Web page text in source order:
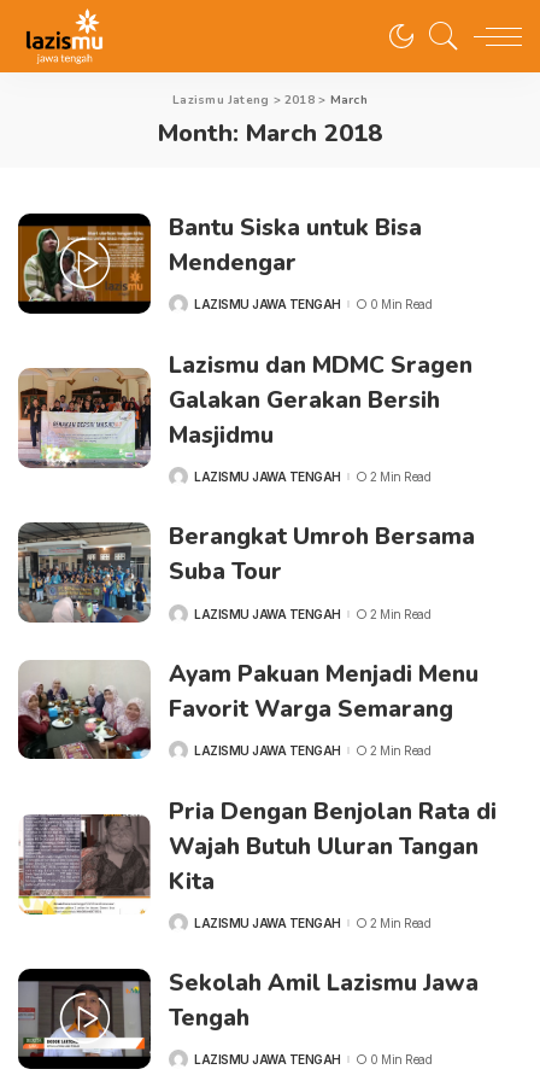
Lazismu Jateng >2018> March
Month: March 2018
Bantu Siska untuk Bisa
Mendengar
POSTEDLAZISMU JAWA TENGAH 0 Min Read
Lazismu dan MDMC Sragen
Galakan Gerakan Bersih
Masjidmu
POSTEDLAZISMU JAWA TENGAH 2 Min Read
Berangkat Umroh Bersama
Suba Tour
POSTEDLAZISMU JAWA TENGAH 2 Min Read
Ayam Pakuan Menjadi Menu
Favorit Warga Semarang
POSTEDLAZISMU JAWA TENGAH 2 Min Read
Pria Dengan Benjolan Rata di
Wajah Butuh Uluran Tangan
Kita
POSTEDLAZISMU JAWA TENGAH 2 Min Read
Sekolah Amil Lazismu Jawa
Tengah
POSTEDLAZISMU JAWA TENGAH 0 Min Read